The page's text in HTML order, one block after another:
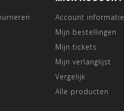
Account informatie
Mijn bestellingen
Mijn tickets
Mijn verlanglijst
Vergelijk
Alle producten